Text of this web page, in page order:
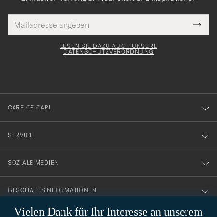
Vielen Dank für Ihr Interesse an unserem
Mail
Adresse
Tack
för
dig
till
vårt
nyhetsbrev!
LESEN SIE DAZU AUCH UNSERE
DATENSCHUTZVERORDNUNG
CARE OF CARL
SERVICE
SOZIALE MEDIEN
GESCHÄFTSINFORMATIONEN